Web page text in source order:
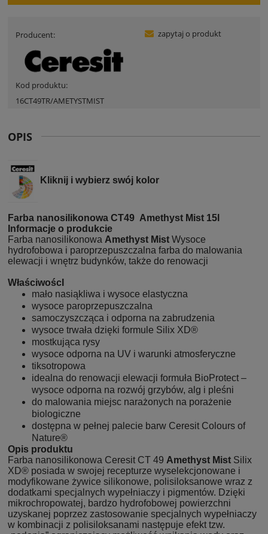
Producent:
Kod produktu:
16CT49TR/AMETYSTMIST
zapytaj o produkt
OPIS
Kliknij i wybierz swój kolor
Farba nanosilikonowa CT49 Amethyst Mist 15l
Informacje o produkcie
Farba nanosilikonowa Amethyst Mist Wysoce
hydrofobowa i paroprzepuszczalna farba do malowania
elewacji i wnętrz budynków, także do renowacji
WłaściwoścI
mało nasiąkliwa i wysoce elastyczna
wysoce paroprzepuszczalna
samoczyszcząca i odporna na zabrudzenia
wysoce trwała dzięki formule Silix XD®
mostkująca rysy
wysoce odporna na UV i warunki atmosferyczne
tiksotropowa
idealna do renowacji elewacji formuła BioProtect –
wysoce odporna na rozwój grzybów, alg i pleśni
do malowania miejsc narażonych na porażenie
biologiczne
dostępna w pełnej palecie barw Ceresit Colours of
Nature®
Opis produktu
Farba nanosilikonowa Ceresit CT 49 Amethyst Mist Silix
XD® posiada w swojej recepturze wyselekcjonowane i
modyfikowane żywice silikonowe, polisiloksanowe wraz z
dodatkami specjalnych wypełniaczy i pigmentów. Dzięki
mikrochropowatej, bardzo hydrofobowej powierzchni
uzyskanej poprzez zastosowanie specjalnych wypełniaczy
w kombinacji z polisiloksanami następuje efekt tzw.